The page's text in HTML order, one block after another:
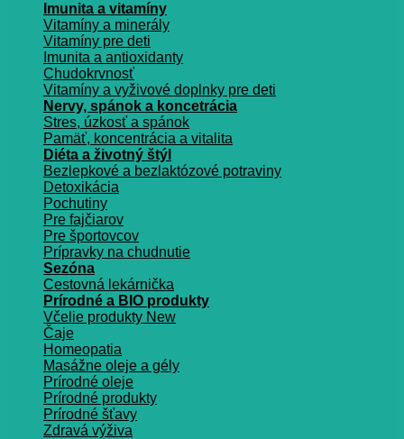
Imunita a vitamíny
Vitamíny a minerály
Vitamíny pre deti
Imunita a antioxidanty
Chudokrvnosť
Vitamíny a vyživové doplnky pre deti
Nervy, spánok a koncetrácia
Stres, úzkosť a spánok
Pamäť, koncentrácia a vitalita
Diéta a životný štýl
Bezlepkové a bezlaktózové potraviny
Detoxikácia
Pochutiny
Pre fajčiarov
Pre športovcov
Prípravky na chudnutie
Sezóna
Cestovná lekárnička
Prírodné a BIO produkty
Včelie produkty
Čaje
Homeopatia
Masážne oleje a gély
Prírodné oleje
Prírodné produkty
Prírodné šťavy
Zdravá výživa